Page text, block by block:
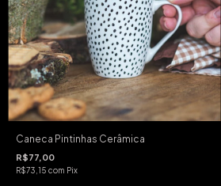
Caneca Pintinhas Cerâmica
R$77,00
R$73,15com Pix